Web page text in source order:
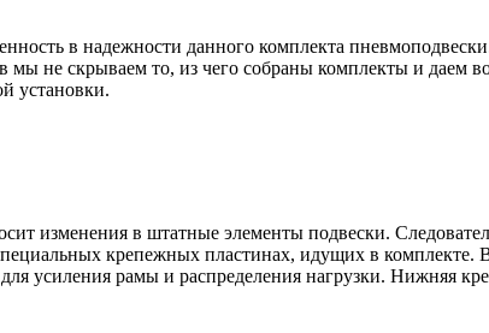
в надежности данного комплекта
не скрываем то, из чего собраны комплекты и даем
установки.
изменения в штатные элементы подвески.
крепежных пластинах, идущих в комплекте.
усиления рамы и распределения нагрузки. Нижняя